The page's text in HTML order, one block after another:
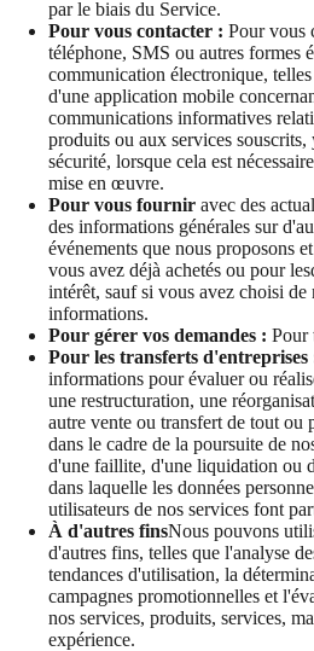
par le biais du Service.
Pour vous contacter : Pour vous
téléphone, SMS ou autres formes
communication électronique,
d'une application mobile
communications informatives
produits ou aux services
sécurité, lorsque cela est
mise en œuvre.
Pour vous fournir avec des
des informations générales sur
événements que nous proposons
vous avez déjà achetés ou pour
intérêt, sauf si vous avez choisi de
informations.
Pour gérer vos demandes : Pour
Pour les transferts d'entreprises
informations pour évaluer ou
une restructuration, une
autre vente ou transfert de tout ou
dans le cadre de la poursuite de
d'une faillite, d'une liquidation ou
dans laquelle les données
utilisateurs de nos services font
À d'autres finsNous pouvons
d'autres fins, telles que l'analyse
tendances d'utilisation, la
campagnes promotionnelles et
nos services, produits, services,
expérience.